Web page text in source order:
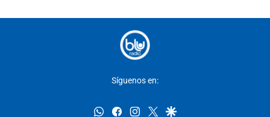
Síguenos en:
whatsappfacebookinstagram
twittergoogle